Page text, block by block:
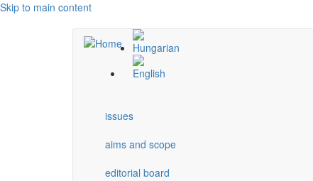
Skip to main content
issues
aims and scope
editorial board